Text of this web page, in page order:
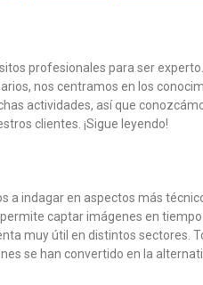
profesionales para ser
nos centramos en los
actividades, así que
clientes. ¡Sigue leyendo!
a indagar en aspectos más
captar imágenes en
muy útil en distintos sectores.
se han convertido en la